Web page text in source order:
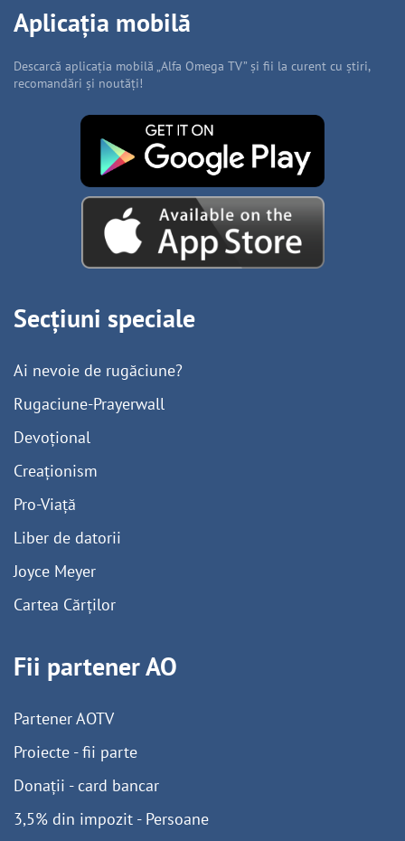
Aplicația mobilă
Descarcă aplicația mobilă „Alfa Omega TV” și fii la curent cu știri,
recomandări și noutăți!
Secțiuni speciale
Ai nevoie de rugăciune?
Rugaciune-Prayerwall
Devoțional
Creaționism
Pro-Viață
Liber de datorii
Joyce Meyer
Cartea Cărților
Fii partener AO
Partener AOTV
Proiecte - fii parte
Donații - card bancar
3,5% din impozit - Persoane